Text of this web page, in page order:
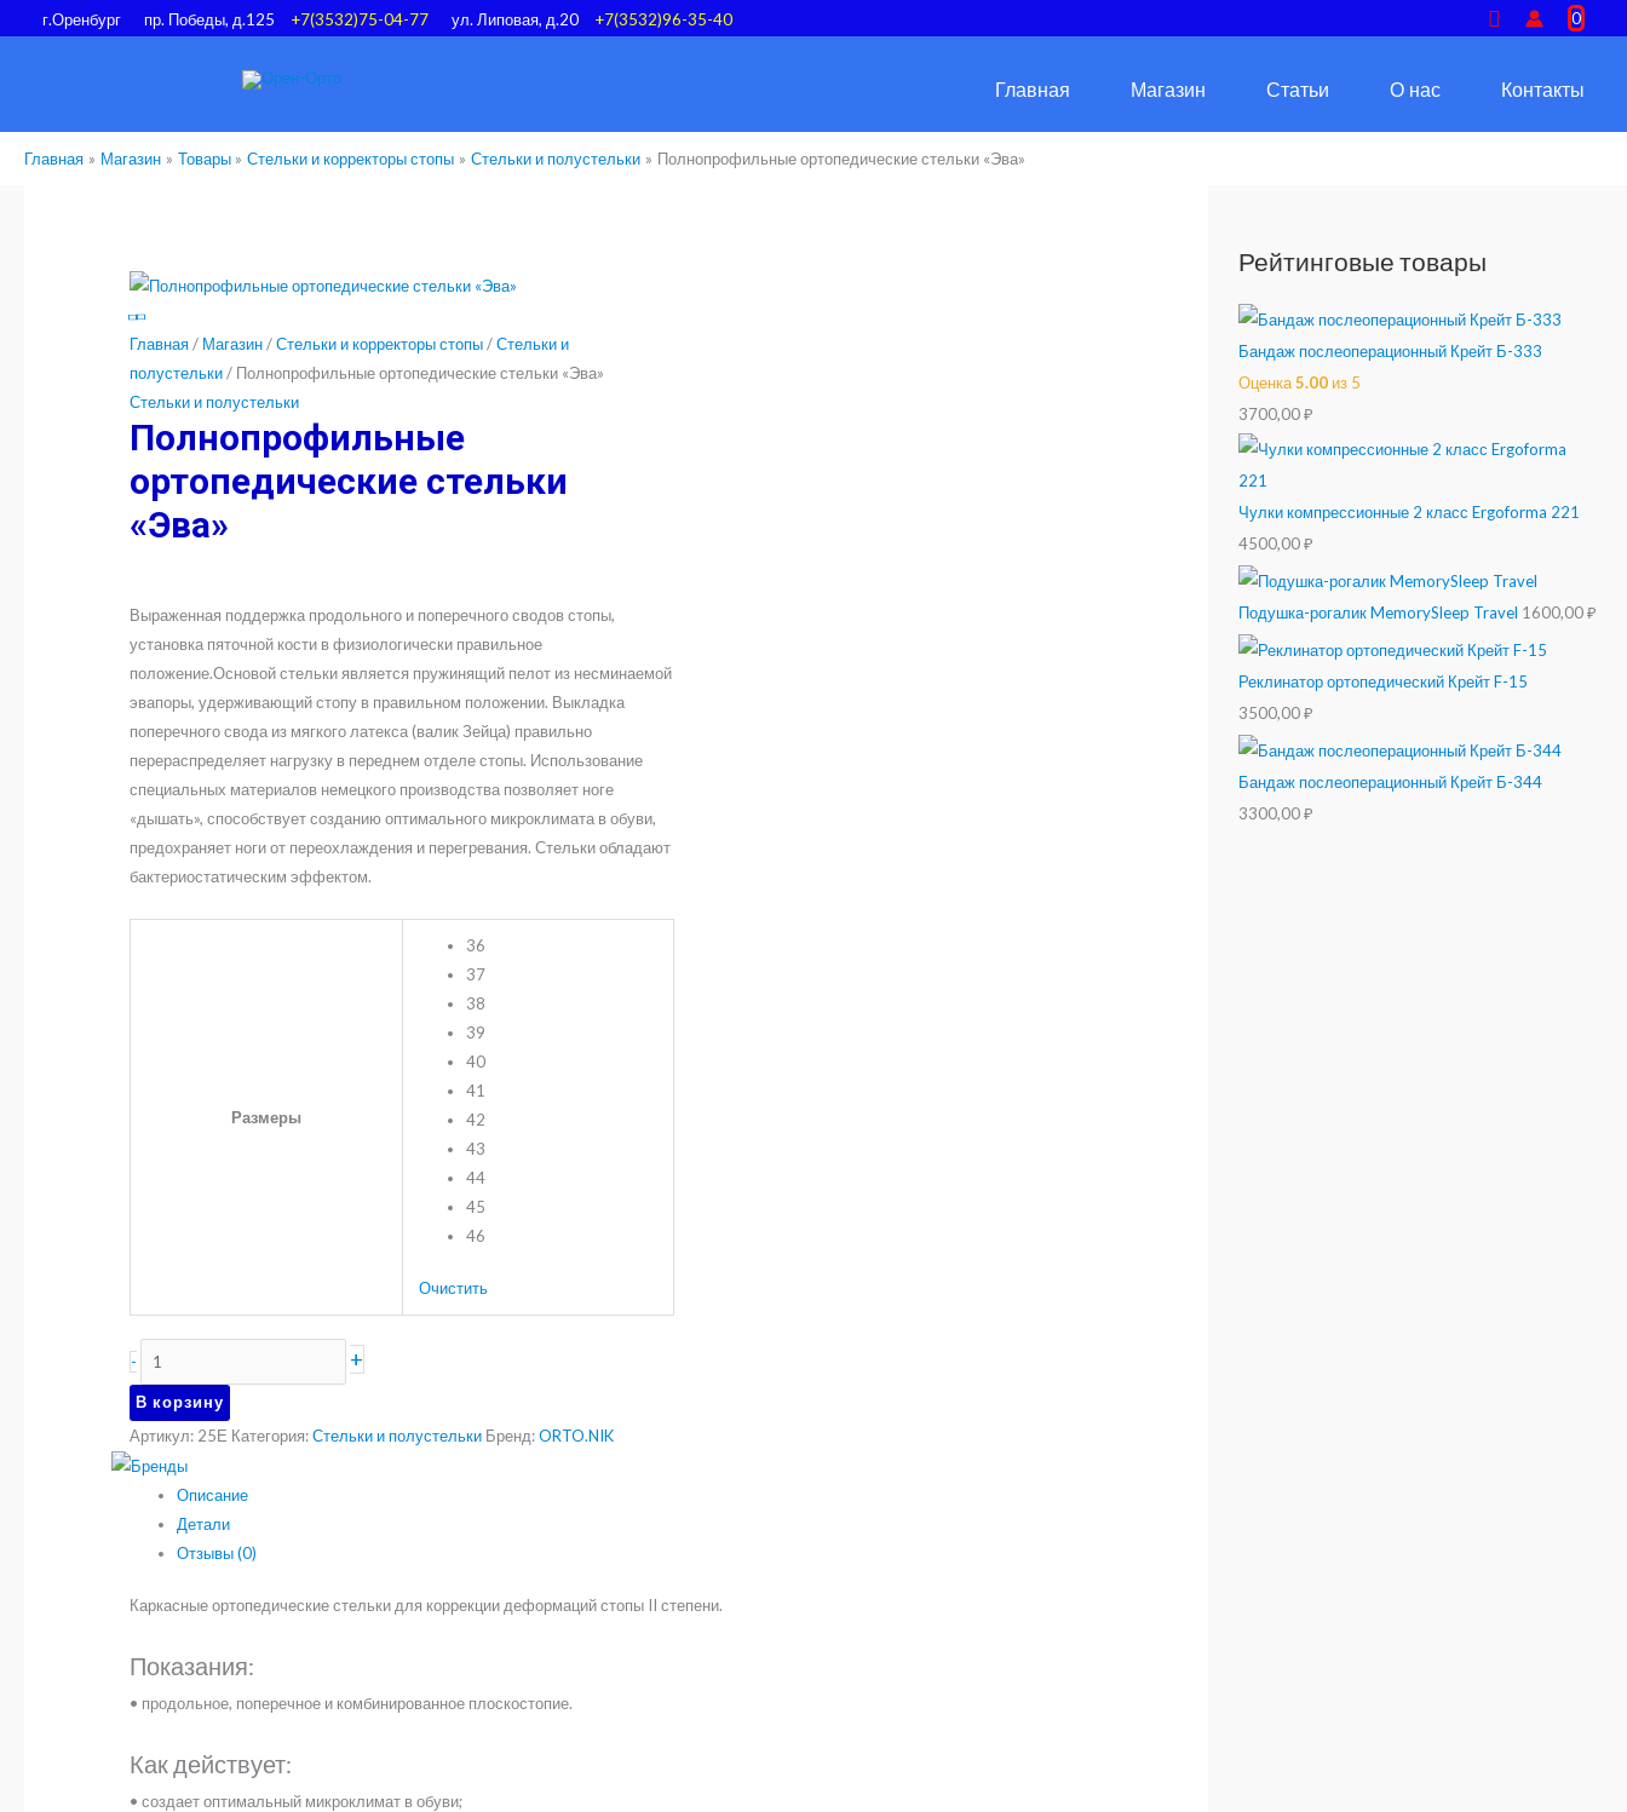
Перейти
к
г.Оренбург пр. Победы, д.125 +7(3532)75-04-77 ул. Липовая, д.20 +7(3532)96-35-40 Поиск 0
Главная Магазин Статьи О нас Контакты
Главная Магазин Товары Стельки и корректоры стопы Стельки и полустельки Полнопрофильные ортопедические стельки «Эва»
Главная/ Магазин/Стельки и корректоры стопы/Стельки и
полустельки/ Полнопрофильные ортопедические стельки «Эва»
Стельки и полустельки
Полнопрофильные
ортопедические стельки
«Эва»
Выраженная поддержка продольного и поперечного сводов стопы,
установка пяточной кости в физиологически правильное
положение.Основой стельки является пружинящий пелот из несминаемой
эвапоры, удерживающий стопу в правильном положении. Выкладка
поперечного свода из мягкого латекса (валик Зейца) правильно
перераспределяет нагрузку в переднем отделе стопы. Использование
специальных материалов немецкого производства позволяет ноге
«дышать», способствует созданию оптимального микроклимата в обуви,
предохраняет ноги от переохлаждения и перегревания. Стельки обладают
бактериостатическим эффектом.
Размеры
36
37
38
39
40
41
42
43
44
45
46
Очистить
-
Количество
товара
Полнопрофильные
ортопедические
стельки
«Эва»
+
В корзину
Артикул: 25Е Категория:Стельки и полустельки Бренд:ORTO.NIK
Описание
Детали
Отзывы (0)
Каркасные ортопедические стельки для коррекции деформаций стопы II степени.
Показания:
• продольное, поперечное и комбинированное плоскостопие.
Как действует:
• создает оптимальный микроклимат в обуви;
Рейтинговые товары
Бандаж послеоперационный Крейт Б-333
Оценка5.00 из 5
3700,00₽
Чулки компрессионные 2 класс Ergoforma 221
4500,00₽
Подушка-рогалик MemorySleep Travel 1600,00₽
Реклинатор ортопедический Крейт F-15
3500,00₽
Бандаж послеоперационный Крейт Б-344
3300,00₽